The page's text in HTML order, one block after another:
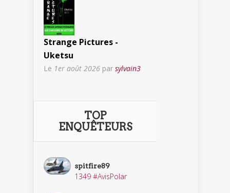
Strange Pictures -
Uketsu
Le 1er août 2026 par sylvain3
TOP
ENQUÊTEURS
spitfire89
1349 #AvisPolar